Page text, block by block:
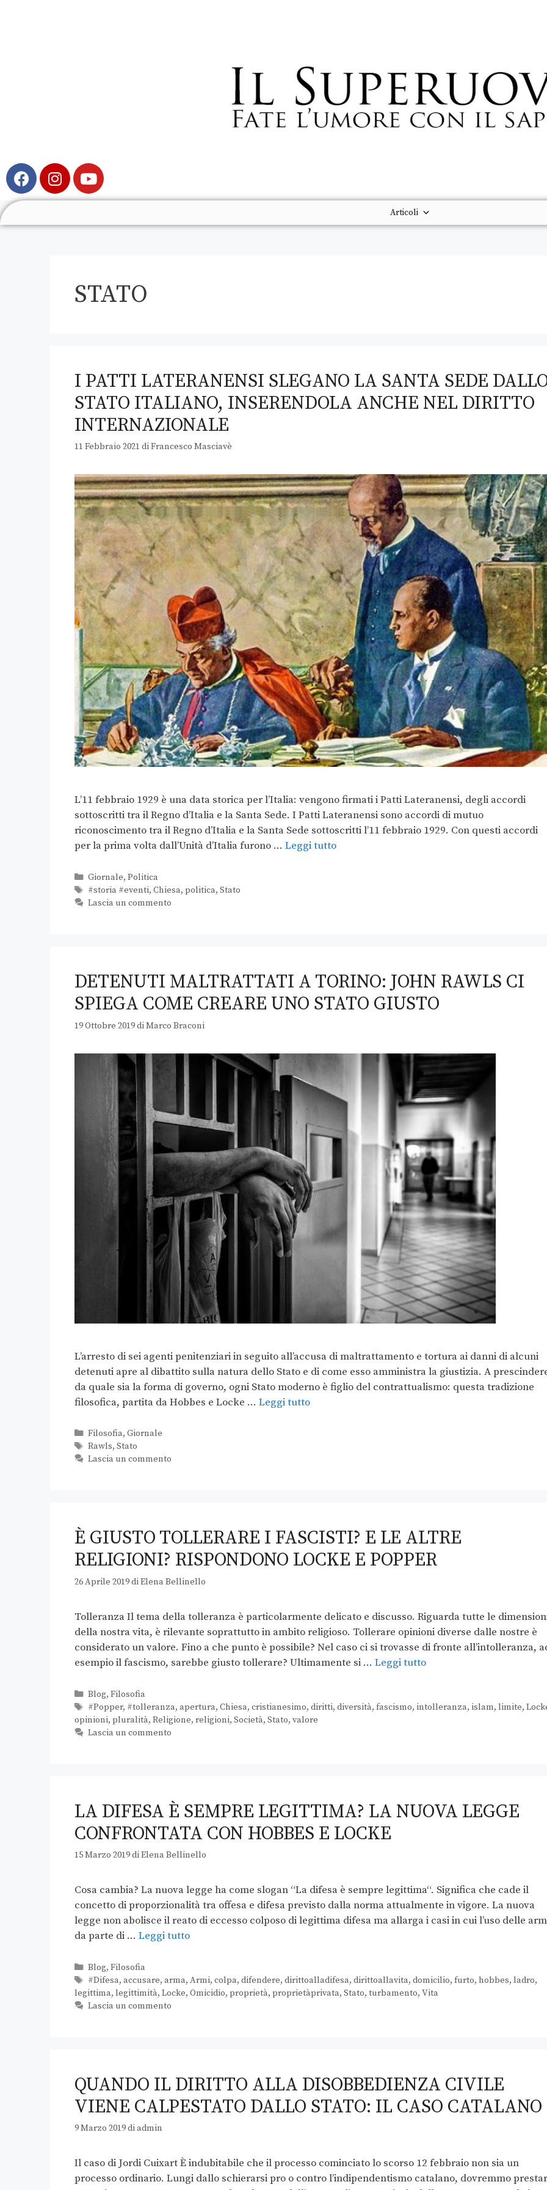
Articoli
STATO
I PATTI LATERANENSI SLEGANO LA SANTA SEDE
STATO ITALIANO, INSERENDOLA ANCHE NEL DIRITTO
INTERNAZIONALE
11 Febbraio 2021 diFrancesco Masciavè
L’11 febbraio 1929 è una data storica per l’Italia: vengono firmati i Patti Lateranensi, degli accordi
sottoscritti tra il Regno d’Italia e la Santa Sede. I Patti Lateranensi sono accordi di mutuo
riconoscimento tra il Regno d’Italia e la Santa Sede sottoscritti l’11 febbraio 1929. Con questi accordi
per la prima volta dall’Unità d’Italia furono … Leggi tutto
Giornale, Politica
#storia #eventi, Chiesa, politica, Stato
Lascia un commento
DETENUTI MALTRATTATI A TORINO: JOHN RAWLS CI
SPIEGA COME CREARE UNO STATO GIUSTO
19 Ottobre 2019diMarco Braconi
L’arresto di sei agenti penitenziari in seguito all’accusa di maltrattamento e tortura ai danni di alcuni
detenuti apre al dibattito sulla natura dello Stato e di come esso amministra la giustizia. A
da quale sia la forma di governo, ogni Stato moderno è figlio del contrattualismo: questa tradizione
filosofica, partita da Hobbes e Locke … Leggi tutto
Filosofia, Giornale
Rawls, Stato
Lascia un commento
È GIUSTO TOLLERARE I FASCISTI? E LE ALTRE
RELIGIONI? RISPONDONO LOCKE E POPPER
26 Aprile 2019diElena Bellinello
Tolleranza Il tema della tolleranza è particolarmente delicato e discusso. Riguarda tutte le
della nostra vita, è rilevante soprattutto in ambito religioso. Tollerare opinioni diverse dalle nostre è
considerato un valore. Fino a che punto è possibile? Nel caso ci si trovasse di fronte all’intolleranza,
esempio il fascismo, sarebbe giusto tollerare? Ultimamente si … Leggi tutto
Blog, Filosofia
#Popper, #tolleranza, apertura, Chiesa, cristianesimo, diritti, diversità, fascismo, intolleranza, islam, limite,
opinioni, pluralità, Religione, religioni, Società, Stato, valore
Lascia un commento
LA DIFESA È SEMPRE LEGITTIMA? LA NUOVA LEGGE
CONFRONTATA CON HOBBES E LOCKE
15 Marzo 2019diElena Bellinello
Cosa cambia? La nuova legge ha come slogan “La difesa è sempre legittima“. Significa che cade il
concetto di proporzionalità tra offesa e difesa previsto dalla norma attualmente in vigore. La nuova
legge non abolisce il reato di eccesso colposo di legittima difesa ma allarga i casi in cui l’uso delle
da parte di … Leggi tutto
Blog, Filosofia
#Difesa, accusare, arma, Armi, colpa, difendere, dirittoalladifesa, dirittoallavita, domicilio, furto, hobbes, ladro,
legittima, legittimità, Locke, Omicidio, proprietà, proprietàprivata, Stato, turbamento, Vita
Lascia un commento
QUANDO IL DIRITTO ALLA DISOBBEDIENZA CIVILE
VIENE CALPESTATO DALLO STATO: IL CASO CATALANO
9 Marzo 2019diadmin
Il caso di Jordi Cuixart È indubitabile che il processo cominciato lo scorso 12 febbraio non sia un
processo ordinario. Lungi dallo schierarsi pro o contro l’indipendentismo catalano, dovremmo